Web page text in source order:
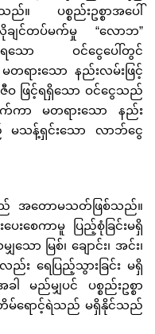
။ ပစ္စည်းဥစ္စာအပေါ်
ျင်တပ်မက်မှု “လောဘ”
သော ဝင်ငွေပေါ်တွင်
တရားသော နည်းလမ်းဖြင့်
ဖြင့်ရရှိသော ဝင်ငွေသည်
ကာ မတရားသော နည်း
မသန့်ရှင်းသော လာဘ်ငွေ
တောမသတ်ဖြစ်သည်။
စေကာမူ ပြည့်စုံခြင်းမရှိ
မြစ်၊ ချောင်း၊ အင်း၊
း ရေပြည့်သွားခြင်း မရှိ
ည်မျှပင် ပစ္စည်းဥစ္စာ
မ်ရောင့်ရဲသည် မရှိနိုင်သည်